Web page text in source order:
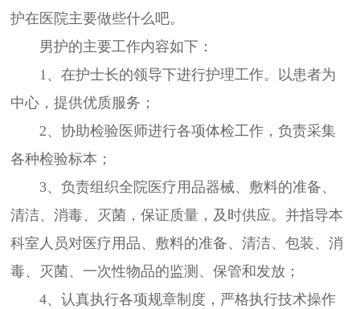
护在医院主要做些什么吧。
男护的主要工作内容如下：
1、在护士长的领导下进行护理工作。以患者为
中心，提供优质服务；
2、协助检验医师进行各项体检工作，负责采集
各种检验标本；
3、负责组织全院医疗用品器械、敷料的准备、
清洁、消毒、灭菌，保证质量，及时供应。并指导本
科室人员对医疗用品、敷料的准备、清洁、包装、消
毒、灭菌、一次性物品的监测、保管和发放；
4、认真执行各项规章制度，严格执行技术操作